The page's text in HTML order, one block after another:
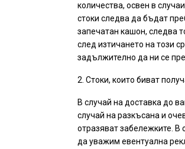
количества, освен в
стоки следва да бъдат
запечатан кашон, следва
след изтичането на този
задължително да ни се
2. Стоки, които биват
В случай на доставка до
случай на разкъсана и
отразяват забележките.
да уважим евентуална